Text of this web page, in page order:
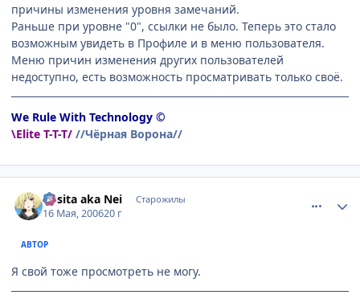
причины изменения уровня замечаний.
Раньше при уровне "0", ссылки не было. Теперь это стало
возможным увидеть в Профиле и в меню пользователя.
Меню причин изменения других пользователей
недоступно, есть возможность просматривать только своё.
We Rule With Technology ©
\Elite T-T-T/ //Чёрная Ворона//
Rosita aka Nei Старожилы
16 Мая, 200620 г
АВТОР
Я свой тоже просмотреть не могу.